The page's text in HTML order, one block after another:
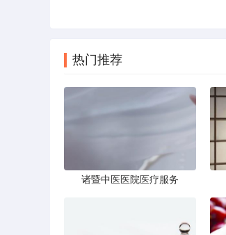
热门推荐
诸暨中医医院医疗服务